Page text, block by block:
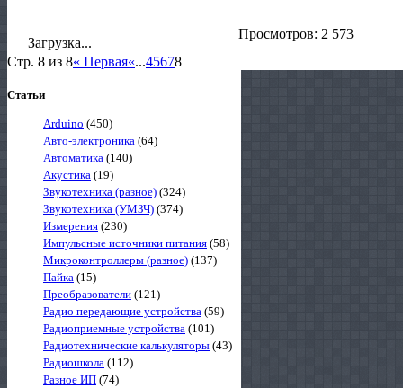
Загрузка...
Просмотров: 2 573
Стр. 8 из 8« Первая«...45678
Статьи
Arduino (450)
Авто-электроника (64)
Автоматика (140)
Акустика (19)
Звукотехника (разное) (324)
Звукотехника (УМЗЧ) (374)
Измерения (230)
Импульсные источники питания (58)
Микроконтроллеры (разное) (137)
Пайка (15)
Преобразователи (121)
Радио передающие устройства (59)
Радиоприемные устройства (101)
Радиотехнические калькуляторы (43)
Радиошкола (112)
Разное ИП (74)